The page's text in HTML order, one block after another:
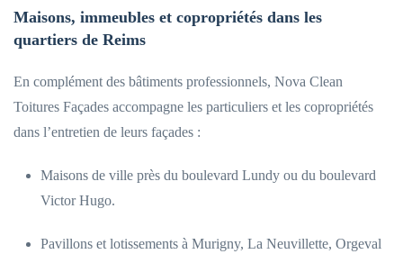
Maisons, immeubles et copropriétés dans les
quartiers de Reims
En complément des bâtiments professionnels, Nova Clean
Toitures Façades accompagne les particuliers et les copropriétés
dans l’entretien de leurs façades :
Maisons de ville près du boulevard Lundy ou du boulevard
Victor Hugo.
Pavillons et lotissements à Murigny, La Neuvillette, Orgeval